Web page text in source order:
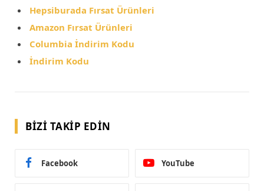
Hepsiburada Fırsat Ürünleri
Amazon Fırsat Ürünleri
Columbia İndirim Kodu
İndirim Kodu
BIZI TAKIP EDIN
Facebook YouTube